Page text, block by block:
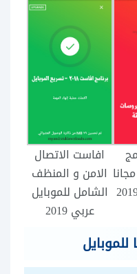
افاست الاتصال
الامن و المنظف
الشامل للموبايل
عربي 2019